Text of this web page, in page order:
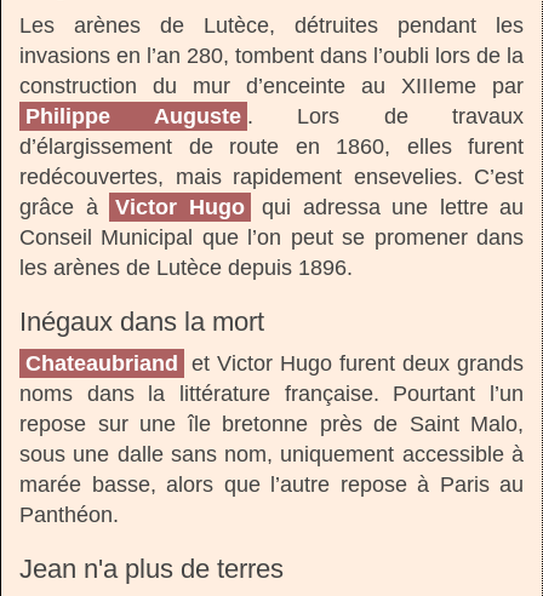
Les arènes de Lutèce, détruites pendant les
invasions en l’an 280, tombent dans l’oubli lors de la
construction du mur d’enceinte au XIIIeme par
Philippe Auguste . Lors de travaux
d’élargissement de route en 1860, elles furent
redécouvertes, mais rapidement ensevelies. C’est
grâce à
Victor Hugo
qui adressa une lettre au
Conseil Municipal que l’on peut se promener dans
les arènes de Lutèce depuis 1896.
Inégaux dans la mort
Chateaubriand et Victor Hugo furent deux grands
noms dans la littérature française. Pourtant l’un
repose sur une île bretonne près de Saint Malo,
sous une dalle sans nom, uniquement accessible à
marée basse, alors que l’autre repose à Paris au
Panthéon.
Jean n'a plus de terres